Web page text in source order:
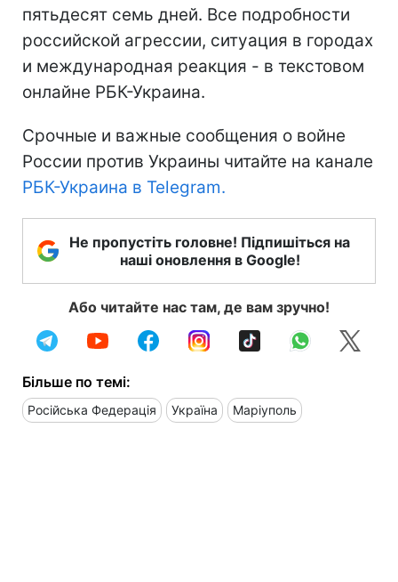
пятьдесят семь дней. Все подробности
российской агрессии, ситуация в городах
и международная реакция - в текстовом
онлайне РБК-Украина.
Срочные и важные сообщения о войне
России против Украины читайте на канале
РБК-Украина в Telegram.
Не пропустіть головне! Підпишіться на
наші оновлення в Google!
Або читайте нас там, де вам зручно!
Більше по темі:
Російська Федерація Україна Маріуполь